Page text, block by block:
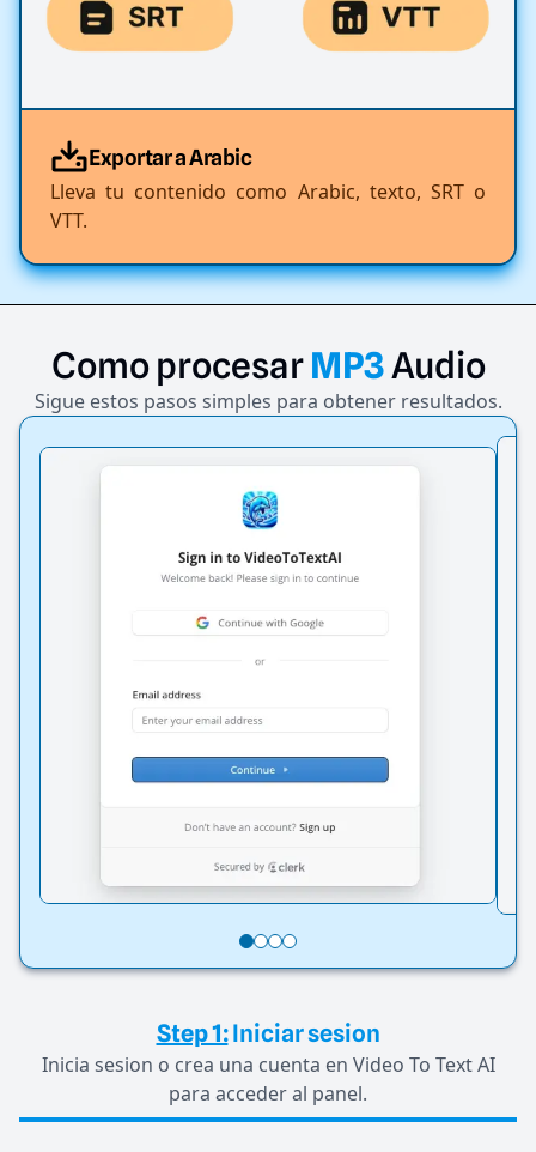
Exportar a Arabic
Lleva tu contenido como Arabic, texto, SRT o
VTT.
Como procesar MP3Audio
Sigue estos pasos simples para obtener resultados.
Step 1:Iniciar sesion
Inicia sesion o crea una cuenta en Video To Text AI
para acceder al panel.